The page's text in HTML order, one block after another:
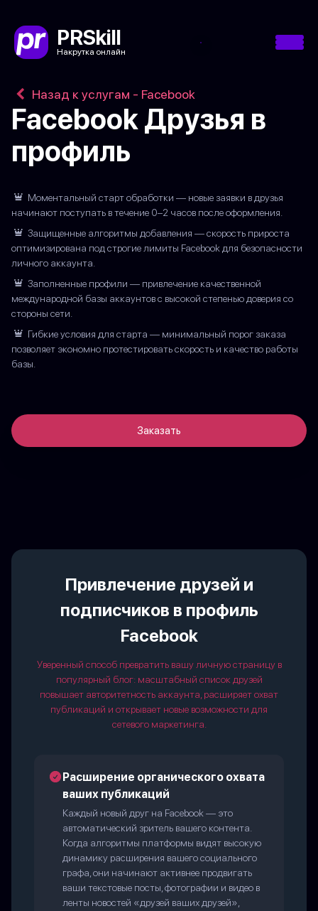
PRSkill
Накрутка онлайн
Назад к услугам - Facebook
Facebook Друзья в
профиль
Моментальный старт обработки — новые заявки в друзья
начинают поступать в течение 0–2 часов после оформления.
Защищенные алгоритмы добавления — скорость прироста
оптимизирована под строгие лимиты Facebook для безопасности
личного аккаунта.
Заполненные профили — привлечение качественной
международной базы аккаунтов с высокой степенью доверия со
стороны сети.
Гибкие условия для старта — минимальный порог заказа
позволяет экономно протестировать скорость и качество работы
базы.
Заказать
Привлечение друзей и
подписчиков в профиль
Facebook
Уверенный способ превратить вашу личную страницу в
популярный блог: масштабный список друзей
повышает авторитетность аккаунта, расширяет охват
публикаций и открывает новые возможности для
сетевого маркетинга.
Расширение органического охвата
ваших публикаций
Каждый новый друг на Facebook — это
автоматический зритель вашего контента.
Когда алгоритмы платформы видят высокую
динамику расширения вашего социального
графа, они начинают активнее продвигать
ваши текстовые посты, фотографии и видео в
ленты новостей «друзей ваших друзей»,